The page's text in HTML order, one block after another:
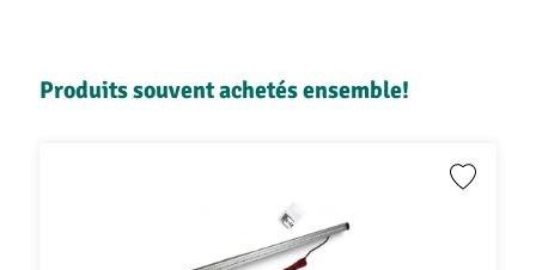
Produits souvent achetés ensemble!